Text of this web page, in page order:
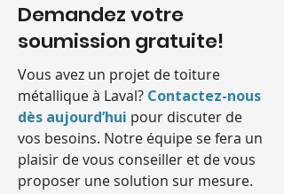
Demandez votre
soumission gratuite!
Vous avez un projet de toiture
métallique à Laval? Contactez-nous
dès aujourd’hui pour discuter de
vos besoins. Notre équipe se fera un
plaisir de vous conseiller et de vous
proposer une solution sur mesure.